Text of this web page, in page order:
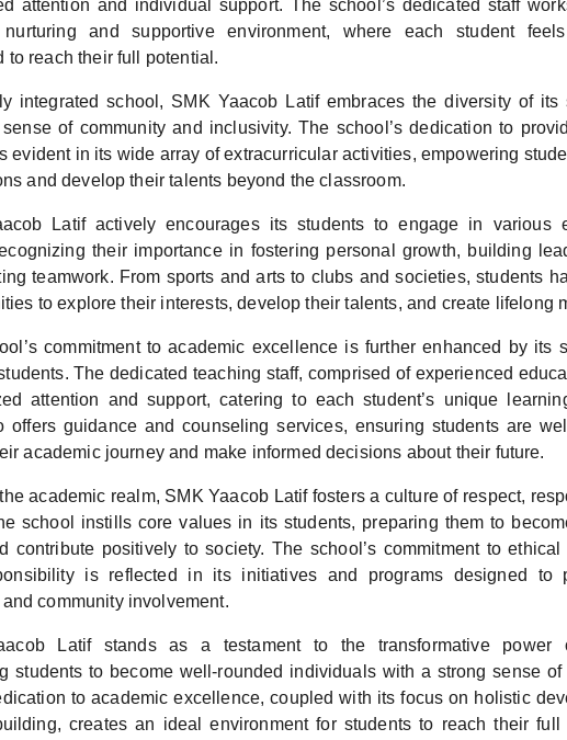
attention and individual support. The school’s dedicated staff
and supportive environment, where each student
to reach their full potential.
integrated school, SMK Yaacob Latif embraces the diversity of its
of community and inclusivity. The school’s dedication to
evident in its wide array of extracurricular activities, empowering
and develop their talents beyond the classroom.
Latif actively encourages its students to engage in various
their importance in fostering personal growth, building
teamwork. From sports and arts to clubs and societies, students
to explore their interests, develop their talents, and create lifelong
commitment to academic excellence is further enhanced by its
The dedicated teaching staff, comprised of experienced
attention and support, catering to each student’s unique
offers guidance and counseling services, ensuring students are
academic journey and make informed decisions about their future.
academic realm, SMK Yaacob Latif fosters a culture of respect,
school instills core values in its students, preparing them to
contribute positively to society. The school’s commitment to ethical
is reflected in its initiatives and programs designed to
community involvement.
Latif stands as a testament to the transformative power
students to become well-rounded individuals with a strong sense of
to academic excellence, coupled with its focus on holistic
creates an ideal environment for students to reach their full